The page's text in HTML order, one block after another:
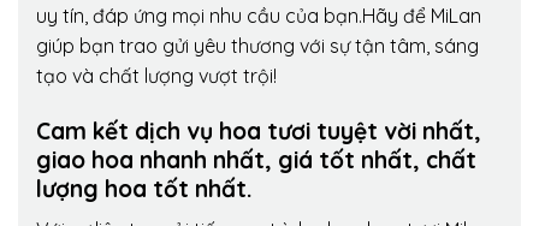
uy tín, đáp ứng mọi nhu cầu của bạn.Hãy để MiLan
giúp bạn trao gửi yêu thương với sự tận tâm, sáng
tạo và chất lượng vượt trội!
Cam kết dịch vụ hoa tươi tuyệt vời nhất,
giao hoa nhanh nhất, giá tốt nhất, chất
lượng hoa tốt nhất.